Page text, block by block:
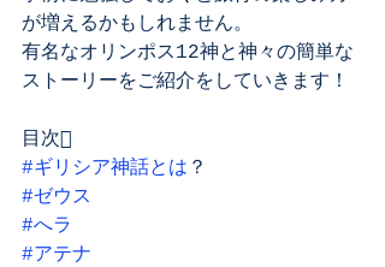
が増えるかもしれません。
有名なオリンポス12神と神々の簡単な
ストーリーをご紹介をしていきます！
目次
#ギリシア神話とは ？
#ゼウス
#へラ
#アテナ